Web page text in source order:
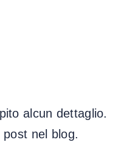
alcun dettaglio.
nel blog.